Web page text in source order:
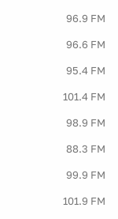
96.9 FM
96.6 FM
95.4 FM
101.4 FM
98.9 FM
88.3 FM
99.9 FM
101.9 FM